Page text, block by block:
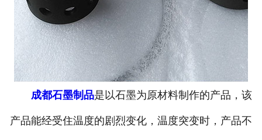
成都石墨制品是以石墨为原材料制作的产品，该
产品能经受住温度的剧烈变化，温度突变时，产品不